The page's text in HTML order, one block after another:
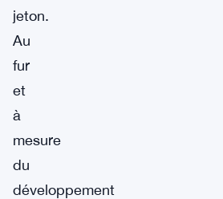
jeton.
Au
fur
et
à
mesure
du
développement